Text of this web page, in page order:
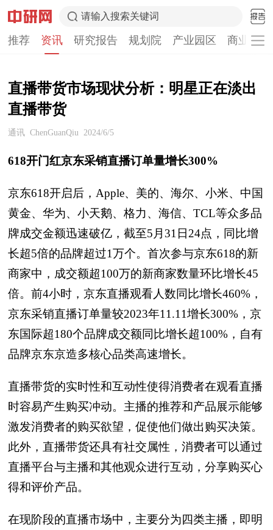
请输入搜索关键词
推荐 资讯 研究报告 规划院 产业园区 商业计
直播带货市场现状分析：明星正在淡出
直播带货
通讯 ChenGuanQiu 2024/6/5
618开门红京东采销直播订单量增长300%
京东618开启后，Apple、美的、海尔、小米、中国
黄金、华为、小天鹅、格力、海信、TCL等众多品
牌成交金额迅速破亿，截至5月31日24点，同比增
长超5倍的品牌超过1万个。首次参与京东618的新
商家中，成交额超100万的新商家数量环比增长45
倍。前4小时，京东直播观看人数同比增长460%，
京东采销直播订单量较2023年11.11增长300%，京
东国际超180个品牌成交额同比增长超100%，自有
品牌京东京造多核心品类高速增长。
直播带货的实时性和互动性使得消费者在观看直播
时容易产生购买冲动。主播的推荐和产品展示能够
激发消费者的购买欲望，促使他们做出购买决策。
此外，直播带货还具有社交属性，消费者可以通过
直播平台与主播和其他观众进行互动，分享购买心
得和评价产品。
在现阶段的直播市场中，主要分为四类主播，即明